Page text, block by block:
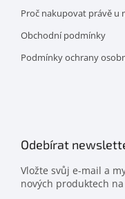
Proč nakupovat právě u
Obchodní podmínky
Podmínky ochrany
Odebírat
Vložte svůj e-mail a
nových produktech